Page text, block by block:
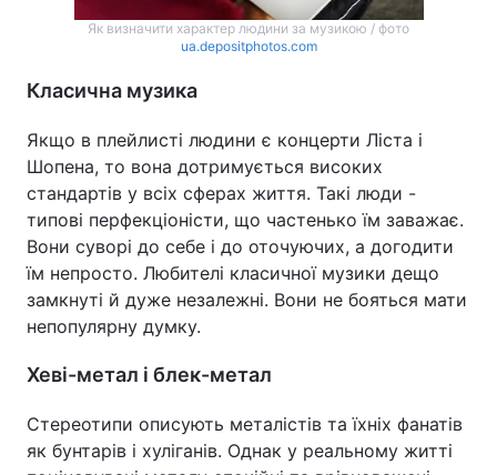
Як визначити характер людини за музикою / фото
ua.depositphotos.com
Класична музика
Якщо в плейлисті людини є концерти Ліста і
Шопена, то вона дотримується високих
стандартів у всіх сферах життя. Такі люди -
типові перфекціоністи, що частенько їм заважає.
Вони суворі до себе і до оточуючих, а догодити
їм непросто. Любителі класичної музики дещо
замкнуті й дуже незалежні. Вони не бояться мати
непопулярну думку.
Хеві-метал і блек-метал
Стереотипи описують металістів та їхніх фанатів
як бунтарів і хуліганів. Однак у реальному житті